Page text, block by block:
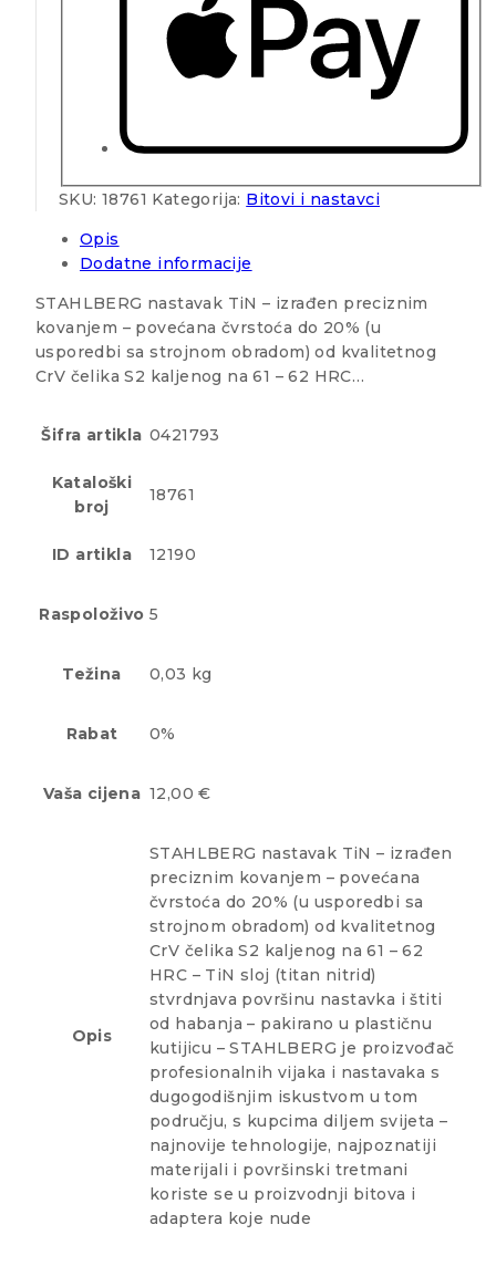
SKU: 18761 Kategorija: Bitovi i nastavci
Opis
Dodatne informacije
STAHLBERG nastavak TiN – izrađen preciznim
kovanjem – povećana čvrstoća do 20% (u
usporedbi sa strojnom obradom) od kvalitetnog
CrV čelika S2 kaljenog na 61 – 62 HRC…
Šifra artikla 0421793
Kataloški
broj
18761
ID artikla 12190
Raspoloživo 5
Težina 0,03 kg
Rabat 0%
Vaša cijena 12,00 €
Opis
STAHLBERG nastavak TiN – izrađen
preciznim kovanjem – povećana
čvrstoća do 20% (u usporedbi sa
strojnom obradom) od kvalitetnog
CrV čelika S2 kaljenog na 61 – 62
HRC – TiN sloj (titan nitrid)
stvrdnjava površinu nastavka i štiti
od habanja – pakirano u plastičnu
kutijicu – STAHLBERG je proizvođač
profesionalnih vijaka i nastavaka s
dugogodišnjim iskustvom u tom
području, s kupcima diljem svijeta –
najnovije tehnologije, najpoznatiji
materijali i površinski tretmani
koriste se u proizvodnji bitova i
adaptera koje nude